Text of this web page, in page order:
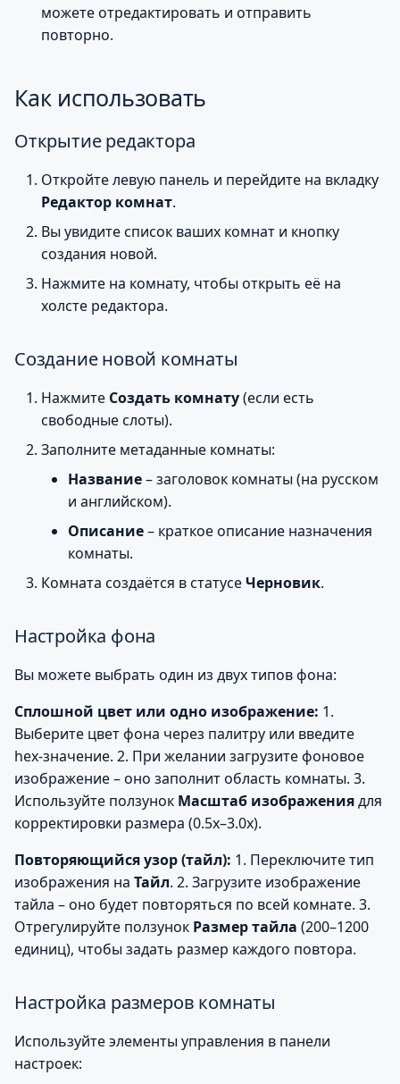
можете отредактировать и отправить
повторно.
Как использовать
Открытие редактора
Откройте левую панель и перейдите на вкладку
Редактор комнат.
Вы увидите список ваших комнат и кнопку
создания новой.
Нажмите на комнату, чтобы открыть её на
холсте редактора.
Создание новой комнаты
Нажмите Создать комнату(если есть
свободные слоты).
Заполните метаданные комнаты:
Название– заголовок комнаты (на русском
и английском).
Описание– краткое описание назначения
комнаты.
Комната создаётся в статусеЧерновик.
Настройка фона
Вы можете выбрать один из двух типов фона:
Сплошной цвет или одно изображение: 1.
Выберите цвет фона через палитру или введите
hex-значение. 2. При желании загрузите фоновое
изображение – оно заполнит область комнаты. 3.
Используйте ползунок Масштаб изображениядля
корректировки размера (0.5x–3.0x).
Повторяющийся узор (тайл): 1. Переключите тип
изображения на Тайл. 2. Загрузите изображение
тайла – оно будет повторяться по всей комнате. 3.
Отрегулируйте ползунок Размер тайла (200–1200
единиц), чтобы задать размер каждого повтора.
Настройка размеров комнаты
Используйте элементы управления в панели
настроек: